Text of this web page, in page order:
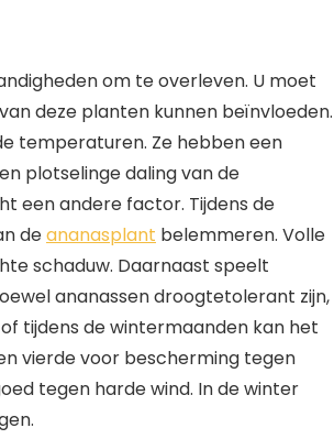
om te overleven. U moet
deze planten kunnen beïnvloeden.
temperaturen. Ze hebben een
plotselinge daling van de
een andere factor. Tijdens de
deananasplant belemmeren. Volle
schaduw. Daarnaast speelt
ananassen droogtetolerant zijn,
tijdens de wintermaanden kan het
vierde voor bescherming tegen
tegen harde wind. In de winter